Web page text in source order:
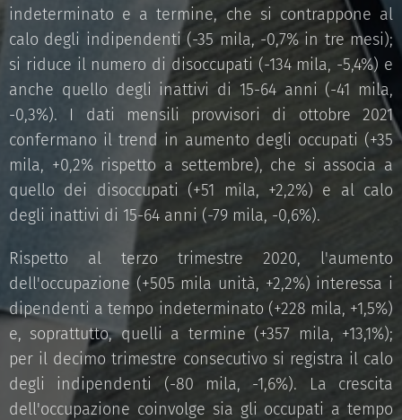
indeterminato e a termine, che si contrappone al
calo degli indipendenti (-35 mila, -0,7% in tre mesi);
si riduce il numero di disoccupati (-134 mila, -5,4%) e
anche quello degli inattivi di 15-64 anni (-41 mila,
-0,3%). I dati mensili provvisori di ottobre 2021
confermano il trend in aumento degli occupati (+35
mila, +0,2% rispetto a settembre), che si associa a
quello dei disoccupati (+51 mila, +2,2%) e al calo
degli inattivi di 15-64 anni (-79 mila, -0,6%).
Rispetto al terzo trimestre 2020, l'aumento
dell'occupazione (+505 mila unità, +2,2%) interessa i
dipendenti a tempo indeterminato (+228 mila, +1,5%)
e, soprattutto, quelli a termine (+357 mila, +13,1%);
per il decimo trimestre consecutivo si registra il calo
degli indipendenti (-80 mila, -1,6%). La crescita
dell'occupazione coinvolge sia gli occupati a tempo